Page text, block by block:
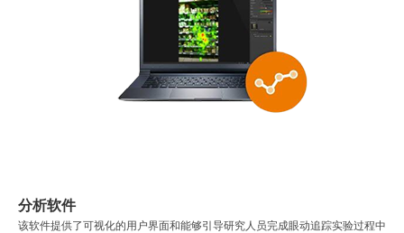
分析软件
该软件提供了可视化的用户界面和能够引导研究人员完成眼动追踪实验过程中